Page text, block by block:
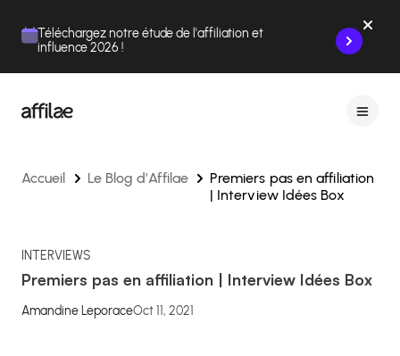
Téléchargez notre étude de l'affiliation et
influence 2026 !
Accueil Le Blog d’Affilae
Premiers pas en affiliation
| Interview Idées Box
INTERVIEWS
Premiers pas en affiliation | Interview Idées Box
Amandine LeporaceOct 11, 2021